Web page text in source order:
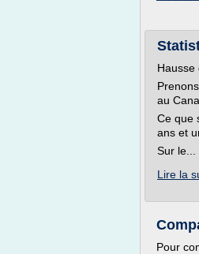
Hausse
au
Ce que
ans et
Sur le...
Lire la
Pour